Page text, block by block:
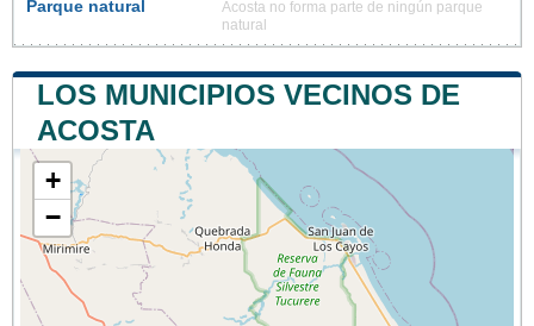
Parque natural
Acosta no forma parte de ningún parque
natural
LOS MUNICIPIOS VECINOS DE
ACOSTA
+
−